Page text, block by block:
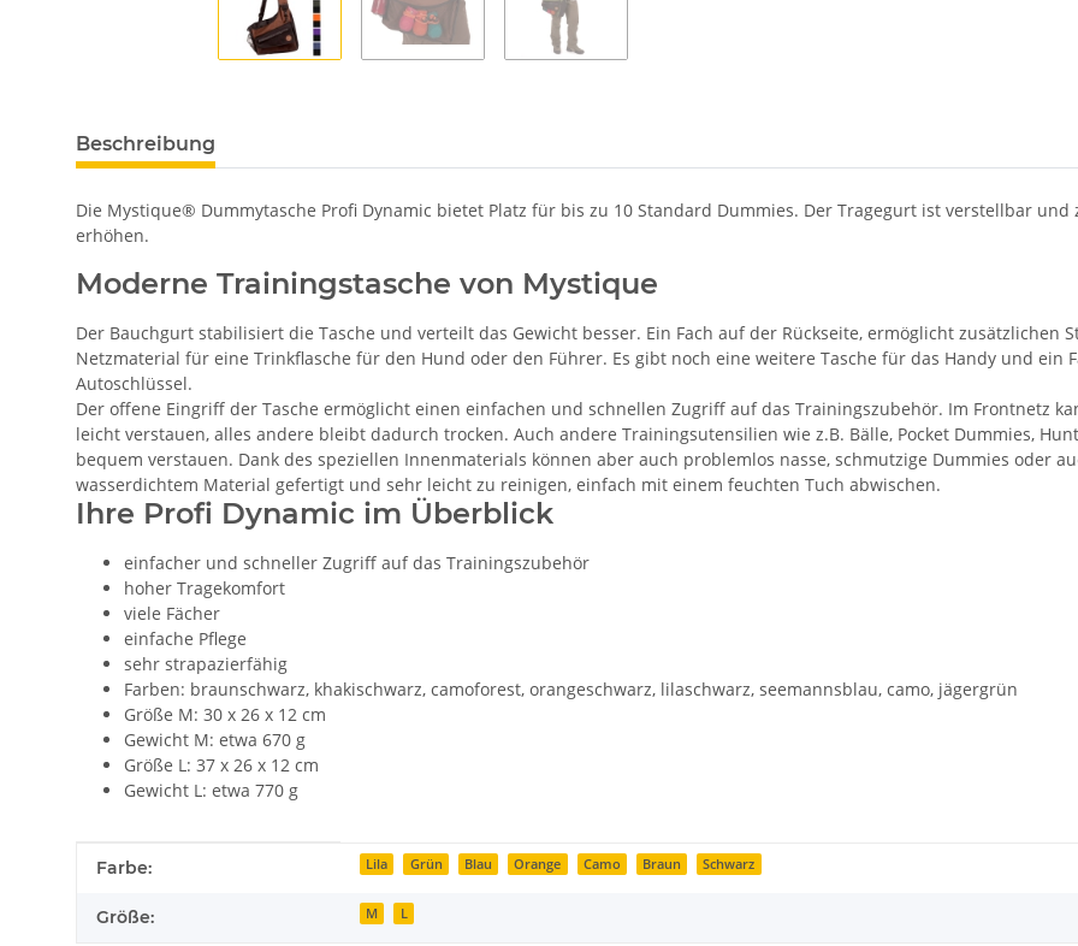
Beschreibung
Die Mystique® Dummytasche Profi Dynamic bietet Platz für bis zu 10 Standard Dummies. Der Tragegurt ist verstellbar
erhöhen.
Moderne Trainingstasche von Mystique
Der Bauchgurt stabilisiert die Tasche und verteilt das Gewicht besser. Ein Fach auf der Rückseite, ermöglicht zusätzlichen
Netzmaterial für eine Trinkflasche für den Hund oder den Führer. Es gibt noch eine weitere Tasche für das Handy und ein
Autoschlüssel.
Der offene Eingriff der Tasche ermöglicht einen einfachen und schnellen Zugriff auf das Trainingszubehör. Im Frontnetz
leicht verstauen, alles andere bleibt dadurch trocken. Auch andere Trainingsutensilien wie z.B. Bälle, Pocket Dummies,
bequem verstauen. Dank des speziellen Innenmaterials können aber auch problemlos nasse, schmutzige Dummies oder
wasserdichtem Material gefertigt und sehr leicht zu reinigen, einfach mit einem feuchten Tuch abwischen.
Ihre Profi Dynamic im Überblick
einfacher und schneller Zugriff auf das Trainingszubehör
hoher Tragekomfort
viele Fächer
einfache Pflege
sehr strapazierfähig
Farben: braunschwarz, khakischwarz, camoforest, orangeschwarz, lilaschwarz, seemannsblau, camo, jägergrün
Größe M: 30 x 26 x 12 cm
Gewicht M: etwa 670 g
Größe L: 37 x 26 x 12 cm
Gewicht L: etwa 770 g
Produkteigenschaft
Wert
Farbe: Lila Grün Blau Orange Camo Braun Schwarz
Größe: M L